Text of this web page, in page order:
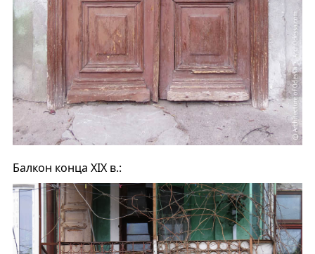
Балкон конца XIX в.: